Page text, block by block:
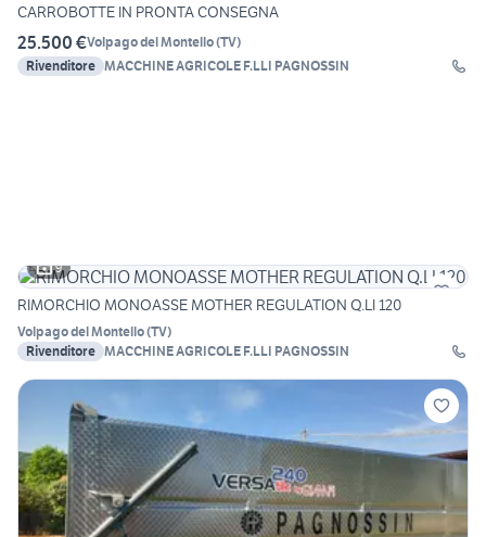
CARROBOTTE IN PRONTA CONSEGNA
25.500 €Volpago del Montello(TV)
Rivenditore MACCHINE AGRICOLE F.LLI PAGNOSSIN
9
RIMORCHIO MONOASSE MOTHER REGULATION Q.LI 120
Volpago del Montello(TV)
Rivenditore MACCHINE AGRICOLE F.LLI PAGNOSSIN